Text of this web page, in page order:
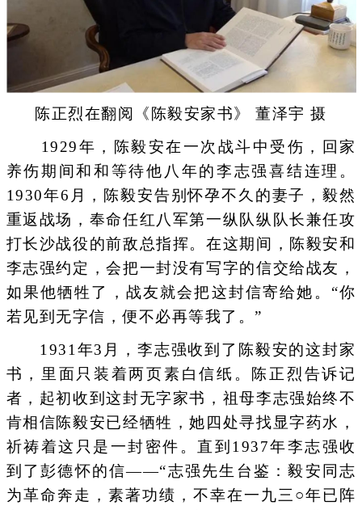
陈正烈在翻阅《陈毅安家书》 董泽宇 摄
1929年，陈毅安在一次战斗中受伤，回家
养伤期间和和等待他八年的李志强喜结连理。
1930年6月，陈毅安告别怀孕不久的妻子，毅然
重返战场，奉命任红八军第一纵队纵队长兼任攻
打长沙战役的前敌总指挥。在这期间，陈毅安和
李志强约定，会把一封没有写字的信交给战友，
如果他牺牲了，战友就会把这封信寄给她。“你
若见到无字信，便不必再等我了。”
1931年3月，李志强收到了陈毅安的这封家
书，里面只装着两页素白信纸。陈正烈告诉记
者，起初收到这封无字家书，祖母李志强始终不
肯相信陈毅安已经牺牲，她四处寻找显字药水，
祈祷着这只是一封密件。直到1937年李志强收
到了彭德怀的信——“志强先生台鉴：毅安同志
为革命奔走，素著功绩，不幸在一九三○年已阵